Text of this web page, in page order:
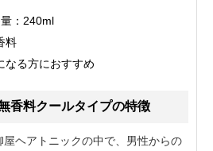
：240ml
料
なる方におすすめ
香料クールタイプの特徴
ヘアトニックの中で、男性からの